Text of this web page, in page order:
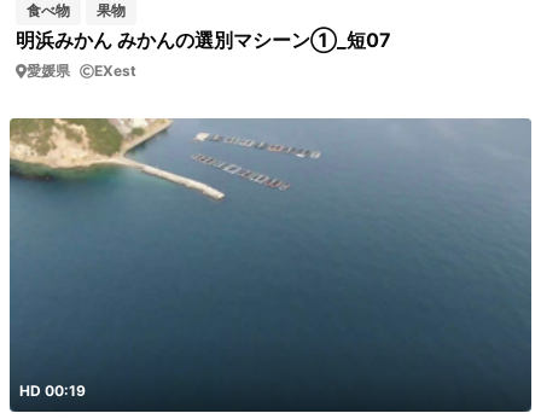
食べ物 果物
明浜みかん みかんの選別マシーン①_短07
愛媛県 EXest
HD 00:19